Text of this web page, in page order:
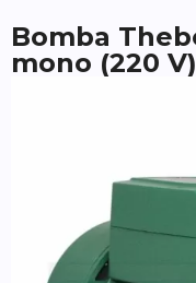
Bomba
mono (220 V)